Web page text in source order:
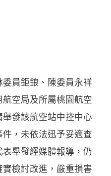
委員鉅鋃、陳委員永祥
空局及所屬桃園航空
舉發該航空站中控中心
件，未依法迅予妥適查
表舉發經媒體報導，仍
檢討改進，嚴重損害